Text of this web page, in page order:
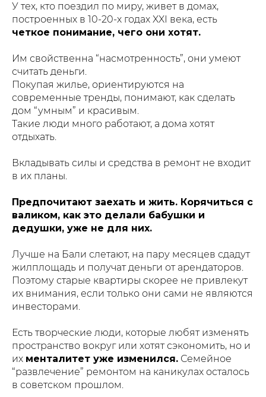
У тех, кто поездил по миру, живет в домах,
построенных в 10-20-х годах XXI века, есть
четкое понимание, чего они хотят.
Им свойственна “насмотренность”, они умеют
считать деньги.
Покупая жилье, ориентируются на
современные тренды, понимают, как сделать
дом “умным” и красивым.
Такие люди много работают, а дома хотят
отдыхать.
Вкладывать силы и средства в ремонт не входит
в их планы.
Предпочитают заехать и жить. Корячиться с
валиком, как это делали бабушки и
дедушки, уже не для них.
Лучше на Бали слетают, на пару месяцев сдадут
жилплощадь и получат деньги от арендаторов.
Поэтому старые квартиры скорее не привлекут
их внимания, если только они сами не являются
инвесторами.
Есть творческие люди, которые любят изменять
пространство вокруг или хотят сэкономить, но и
их менталитет уже изменился. Семейное
“развлечение” ремонтом на каникулах осталось
в советском прошлом.